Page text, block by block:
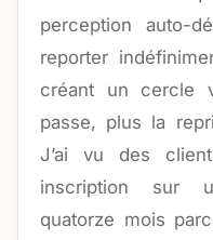
perception auto-
reporter
créant un cercle
passe, plus la
J’ai vu des
inscription sur
quatorze mois